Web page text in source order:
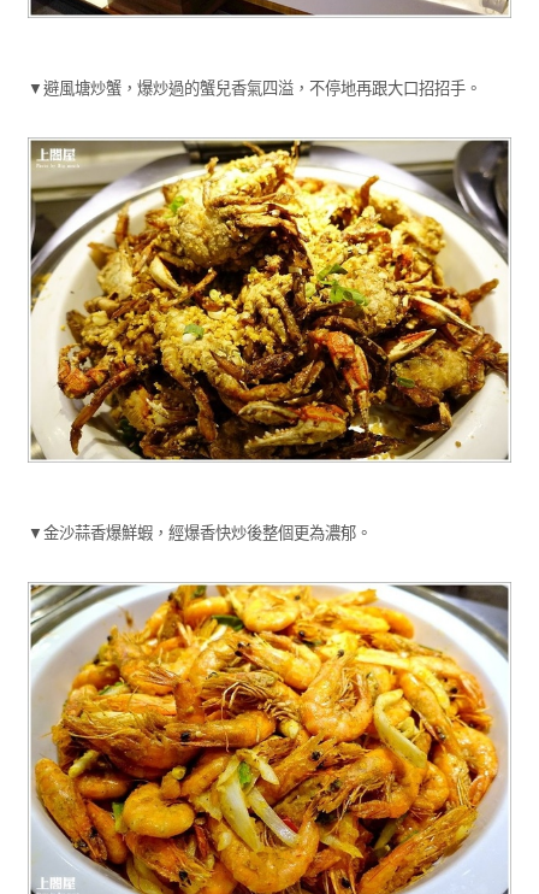
▼避風塘炒蟹，爆炒過的蟹兒香氣四溢，不停地再跟大口招招手。
▼金沙蒜香爆鮮蝦，經爆香快炒後整個更為濃郁。